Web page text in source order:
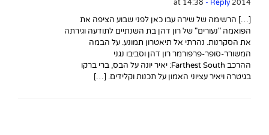
2014 at 14:38
- Reply
[…] הרשימה של שירה עבו כאן לפני שבוע הציפה את
הפואמה "נעורים" של רון דהן בת השנתיים לתודעה וגירתה
את הסקרנות. נהרתי אל תיאטרון תמונע. על הבמה
המשורר-סופר-פרפורמר רון דהן וסביבו נגני
ההרכב Farthest South: יאיר יונה על הבס, ברי ברקו
בגיטרה ויאיר עציוני האמון על תכנות וקלידים. […]